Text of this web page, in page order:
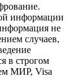
информации
не
случаев,
в строгом
МИР, Visa